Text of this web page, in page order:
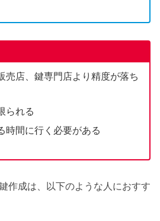
売店、鍵専門店より精度が落ち
られる
時間に行く必要がある
作成は、以下のような人におすす